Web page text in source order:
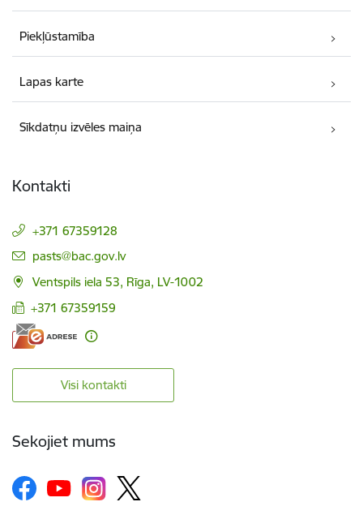
Piekļūstamība
Lapas karte
Sīkdatņu izvēles maiņa
Kontakti
+371 67359128
E-pasts:
pasts@bac.gov.lv
Ventspils iela 53, Rīga, LV-1002
+371 67359159
Visi kontakti
Sekojiet mums